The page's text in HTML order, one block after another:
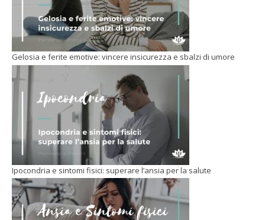
Gelosia e ferite emotive: vincere insicurezza e sbalzi di umore
Ipocondria e sintomi fisici: superare l’ansia per la salute